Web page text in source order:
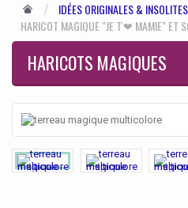
IDÉES ORIGINALES & INSOLITES
HARICOT MAGIQUE "JE T'❤ MAMIE" ET
HARICOTS MAGIQUES